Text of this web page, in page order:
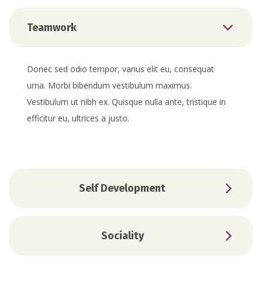
Teamwork
Donec sed odio tempor, varius elit eu, consequat
urna. Morbi bibendum vestibulum maximus.
Vestibulum ut nibh ex. Quisque nulla ante, tristique in
efficitur eu, ultrices a justo.
Self Development
Sociality